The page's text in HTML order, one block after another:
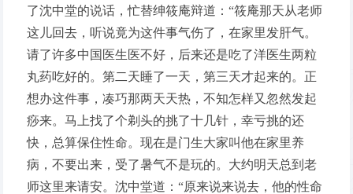
了沈中堂的说话，忙替绅筱庵辩道：“筱庵那天从老师
这儿回去，听说竟为这件事气伤了，在家里发肝气。
请了许多中国医生医不好，后来还是吃了洋医生两粒
丸药吃好的。第二天睡了一天，第三天才起来的。正
想办这件事，凑巧那两天天热，不知怎样又忽然发起
痧来。马上找了个剃头的挑了十几针，幸亏挑的还
快，总算保住性命。现在是门生大家叫他在家里养
病，不要出来，受了暑气不是玩的。大约明天总到老
师这里来请安。沈中堂道：“原来说来说去，他的性命